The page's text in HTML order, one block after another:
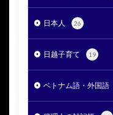
日本人 26
日越子育て 19
ベトナム語・外国語